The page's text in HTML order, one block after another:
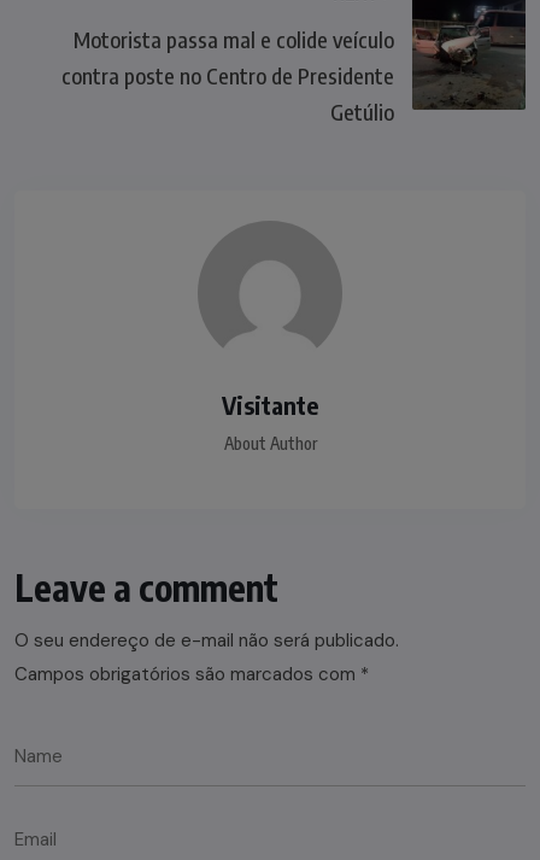
Motorista passa mal e colide veículo
contra poste no Centro de Presidente
Getúlio
Visitante
About Author
Leave a comment
O seu endereço de e-mail não será publicado.
Campos obrigatórios são marcados com *